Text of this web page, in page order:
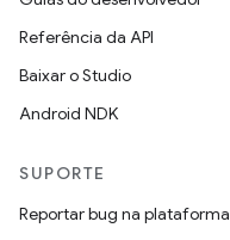
Referência da API
Baixar o Studio
Android NDK
SUPORTE
Reportar bug na plataforma